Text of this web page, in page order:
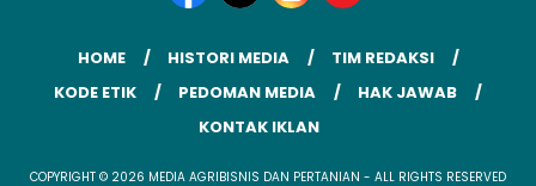
HOME HISTORI MEDIA
TIM REDAKSI
KODE ETIK
PEDOMAN MEDIA
HAK JAWAB
KONTAK IKLAN
COPYRIGHT © 2026 MEDIA AGRIBISNIS DAN PERTANIAN - ALL RIGHTS RESERVED